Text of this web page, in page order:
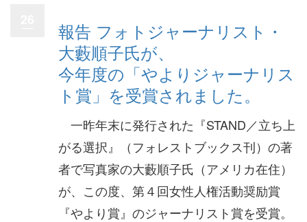
報告 フォトジャーナリスト・
大藪順子氏が、
今年度の「やよりジャーナリス
ト賞」を受賞されました。
一昨年末に発行された『STAND／立ち上
がる選択』（フォレストブックス刊）の著
者で写真家の大藪順子氏（アメリカ在住）
が、この度、第４回女性人権活動奨励賞
『やより賞』のジャーナリスト賞を受賞。